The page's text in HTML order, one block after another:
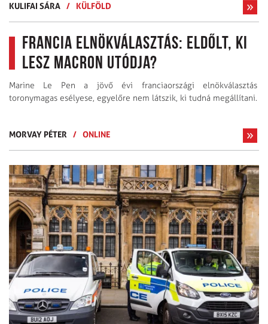
KULIFAI SÁRA / KÜLFÖLD
Francia elnökválasztás: Eldőlt, ki
lesz Macron utódja?
Marine Le Pen a jövő évi franciaországi elnökválasztás
toronymagas esélyese, egyelőre nem látszik, ki tudná megállítani.
MORVAY PÉTER / ONLINE